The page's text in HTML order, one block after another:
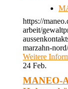
https://
arbeit/
marzahn-nord/
Weitere
24 Feb.
MANEO-